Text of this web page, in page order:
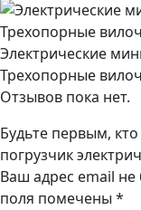
Электрические
Трехопорные
Отзывов пока нет.
Будьте первым,
погрузчик
Ваш адрес email не
поля помечены *